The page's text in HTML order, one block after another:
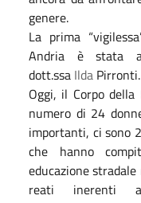
genere.
La prima
Andria è stata
dott.ssa Ilda Pirronti.
Oggi, il Corpo
numero di 24
importanti, ci sono
che hanno
educazione
reati inerenti